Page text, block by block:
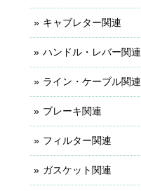
キャブレター関連
ハンドル・レバー関連
ライン・ケーブル関連
ブレーキ関連
フィルター関連
ガスケット関連